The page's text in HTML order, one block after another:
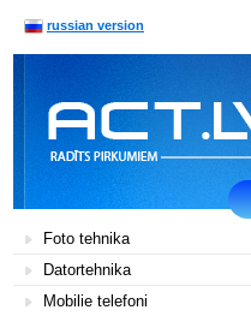
russian version
Foto tehnika
Datortehnika
Mobilie telefoni